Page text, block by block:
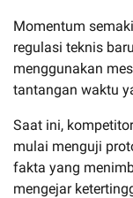
Momentum
regulasi teknis
menggunakan
tantangan waktu
Saat ini,
mulai menguji
fakta yang
mengejar